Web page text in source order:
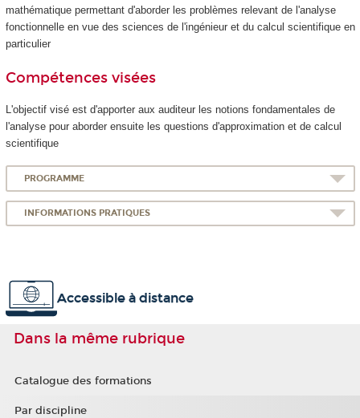
mathématique permettant d'aborder les problèmes relevant de l'analyse
fonctionnelle en vue des sciences de l'ingénieur et du calcul scientifique en
particulier
Compétences visées
L'objectif visé est d'apporter aux auditeur les notions fondamentales de
l'analyse pour aborder ensuite les questions d'approximation et de calcul
scientifique
PROGRAMME
INFORMATIONS PRATIQUES
Accessible à distance
Dans la même rubrique
Catalogue des formations
Par discipline